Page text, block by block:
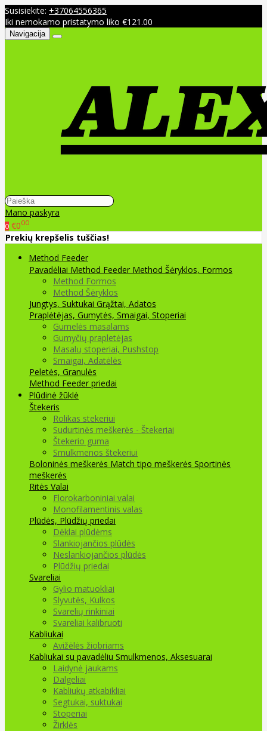
Susisiekite: +37064556365
Iki nemokamo pristatymo liko €121.00
Navigacija
Mano paskyra
0 €000
Prekių krepšelis tuščias!
Method Feeder
Pavadėliai Method Feeder Method Šėryklos, Formos
Method Formos
Method Šėryklos
Jungtys, Suktukai Grąžtai, Adatos
Praplėtėjas, Gumytės, Smaigai, Stoperiai
Gumelės masalams
Gumyčių prapletėjas
Masalų stoperiai, Pushstop
Smaigai, Adatėlės
Peletės, Granulės
Method Feeder priedai
Plūdinė žūklė
Štekeris
Rolikas stekeriui
Sudurtinės meškerės - Štekeriai
Štekerio guma
Smulkmenos štekeriui
Boloninės meškerės Match tipo meškerės Sportinės
meškerės
Ritės Valai
Florokarboniniai valai
Monofilamentinis valas
Plūdės, Plūdžių priedai
Dėklai plūdėms
Slankiojančios plūdės
Neslankiojančios plūdės
Plūdžių priedai
Svareliai
Gylio matuokliai
Slyvutės, Kulkos
Svarelių rinkiniai
Svareliai kalibruoti
Kabliukai
Avižėlės žiobriams
Kabliukai su pavadėliu Smulkmenos, Aksesuarai
Laidynė jaukams
Dalgeliai
Kabliukų atkabikliai
Segtukai, suktukai
Stoperiai
Žirklės